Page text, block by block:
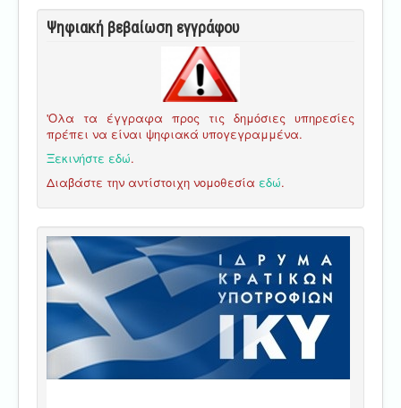
Ψηφιακή βεβαίωση εγγράφου
'Ολα τα έγγραφα προς τις δημόσιες υπηρεσίες
πρέπει να είναι ψηφιακά υπογεγραμμένα.
Ξεκινήστε εδώ.
Διαβάστε την αντίστοιχη νομοθεσία εδώ.